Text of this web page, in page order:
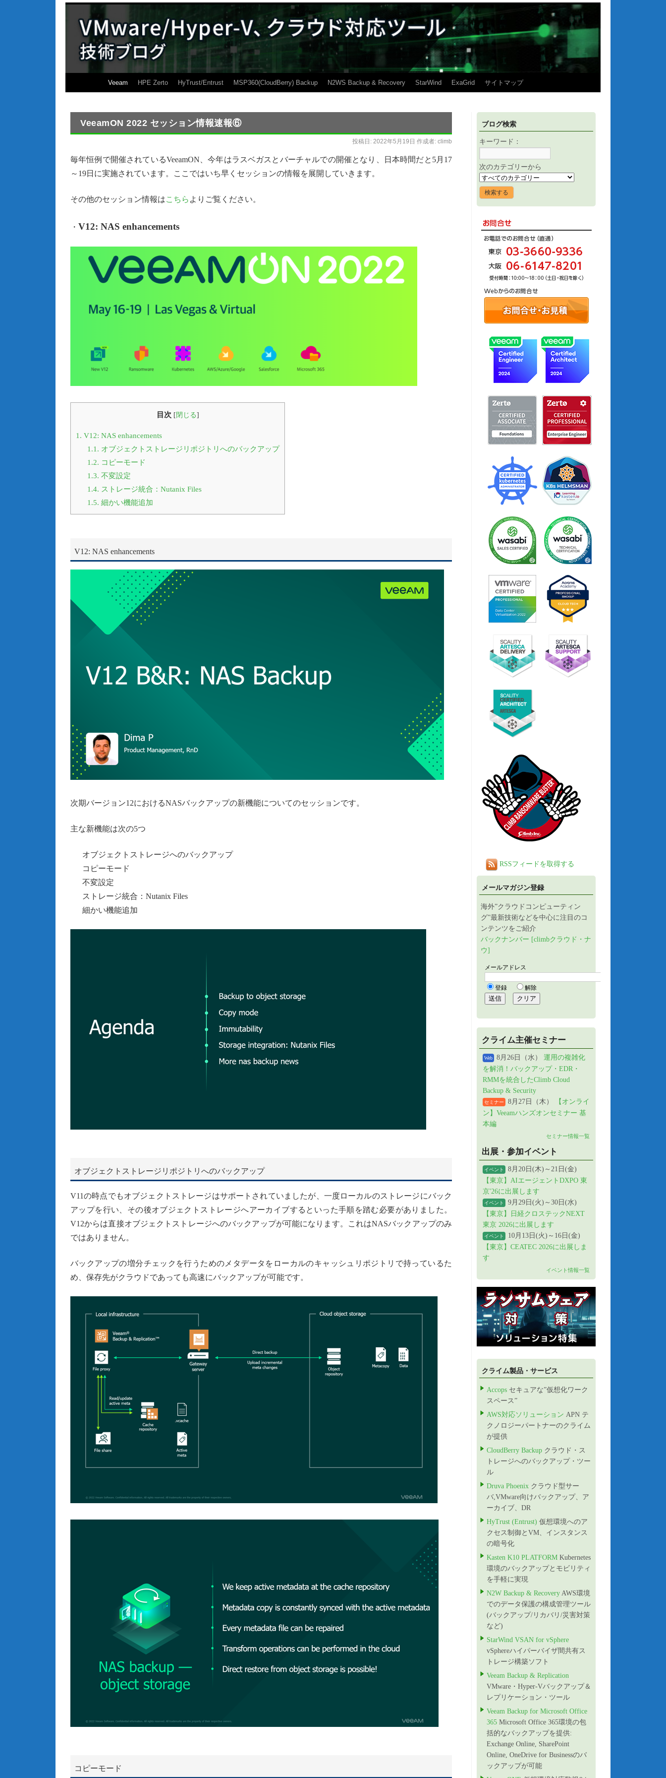
Veeam HPE Zerto HyTrust/Entrust MSP360(CloudBerry) Backup N2WS Backup & Recovery StarWind ExaGrid サイトマップ
VeeamON 2022 セッション情報速報⑥
投稿日: 2022年5月19日 作成者: climb
毎年恒例で開催されているVeeamON、今年はラスベガスとバーチャルでの開催となり、日本時間だと5月17
～19日に実施されています。ここではいち早くセッションの情報を展開していきます。
その他のセッション情報はこちら よりご覧ください。
・ V12: NAS enhancements
目次 [ 閉じる]
1. V12: NAS enhancements
1.1. オブジェクトストレージリポジトリへのバックアップ
1.2. コピーモード
1.3. 不変設定
1.4. ストレージ統合：Nutanix Files
1.5. 細かい機能追加
V12: NAS enhancements
次期バージョン12におけるNASバックアップの新機能についてのセッションです。
主な新機能は次の5つ
オブジェクトストレージへのバックアップ
コピーモード
不変設定
ストレージ統合：Nutanix Files
細かい機能追加
オブジェクトストレージリポジトリへのバックアップ
V11の時点でもオブジェクトストレージはサポートされていましたが、一度ローカルのストレージにバック
アップを行い、その後オブジェクトストレージへアーカイブするといった手順を踏む必要がありました。
V12からは直接オブジェクトストレージへのバックアップが可能になります。これはNASバックアップのみ
ではありません。
バックアップの増分チェックを行うためのメタデータをローカルのキャッシュリポジトリで持っているた
め、保存先がクラウドであっても高速にバックアップが可能です。
コピーモード
ブログ検索
キーワード：
次のカテゴリーから
RSSフィードを取得する
メールマガジン登録
海外”クラウドコンピューティン
グ”最新技術などを中心に注目のコ
ンテンツをご紹介
バックナンバー [climbクラウド・ナ
ウ]
クライム主催セミナー
Web 8月26日（水） 運用の複雑化
を解消！バックアップ・EDR・
RMMを統合したClimb Cloud
Backup & Security
セミナー 8月27日（木）
【オンライ
ン】Veeamハンズオンセミナー 基
本編
セミナー情報一覧
出展・参加イベント
イベント
8月20日(木)～21日(金)
【東京】AIエージェントDXPO 東
京'26に出展します
イベント
9月29日(火)～30日(水)
【東京】日経クロステックNEXT
東京 2026に出展します
イベント
10月13日(火)～16日(金)
【東京】CEATEC 2026に出展しま
す
イベント情報一覧
クライム製品・サービス
Accops セキュアな”仮想化ワーク
スペース”
AWS対応ソリューション APN テ
クノロジーパートナーのクライム
が提供
CloudBerry Backup クラウド・ス
トレージへのバックアップ・ツー
ル
Druva Phoenix クラウド型サー
バ,VMware向けバックアップ、ア
ーカイブ、DR
HyTrust (Entrust) 仮想環境へのア
クセス制御とVM、インスタンス
の暗号化
Kasten K10 PLATFORM Kubernetes
環境のバックアップとモビリティ
を手軽に実現
N2W Backup & Recovery AWS環境
でのデータ保護の構成管理ツール
(バックアップ/リカバリ/災害対策
など)
StarWind VSAN for vSphere
vSphereハイパーバイザ間共有ス
トレージ構築ソフト
Veeam Backup & Replication
VMware・Hyper-Vバックアップ＆
レプリケーション・ツール
Veeam Backup for Microsoft Office
365 Microsoft Office 365環境の包
括的なバックアップを提供:
Exchange Online, SharePoint
Online, OneDrive for Businessのバ
ックアップが可能